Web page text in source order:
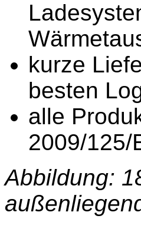
kurze
besten
alle
2009/125/
Abbildung: